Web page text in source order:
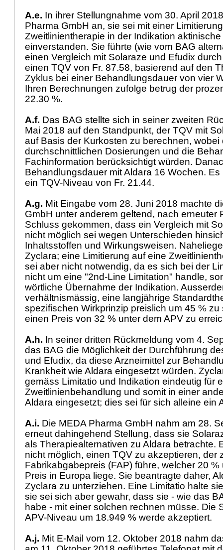
A.e. In ihrer Stellungnahme vom 30. April
Pharma GmbH an, sie sei mit einer
Zweitlinientherapie in der Indikation
einverstanden. Sie führte (wie vom BAG
einen Vergleich mit Solaraze und Efudix
einen TQV von Fr. 87.58, basierend auf den
Zyklus bei einer Behandlungsdauer von vier
Ihren Berechnungen zufolge betrug der
22.30 %.
A.f. Das BAG stellte sich in seiner zweiten
Mai 2018 auf den Standpunkt, der TQV mit
auf Basis der Kurkosten zu berechnen, wobei
durchschnittlichen Dosierungen und die
Fachinformation berücksichtigt würden.
Behandlungsdauer mit Aldara 16 Wochen. Es
ein TQV-Niveau von Fr. 21.44.
A.g. Mit Eingabe vom 28. Juni 2018 machte
GmbH unter anderem geltend, nach erneuter
Schluss gekommen, dass ein Vergleich mit
nicht möglich sei wegen Unterschieden
Inhaltsstoffen und Wirkungsweisen.
Zyclara; eine Limitierung auf eine
sei aber nicht notwendig, da es sich bei der
nicht um eine "2nd-Line Limitation" handle,
wörtliche Übernahme der Indikation.
verhältnismässig, eine langjährige
spezifischen Wirkprinzip preislich um 45 %
einen Preis von 32 % unter dem APV zu
A.h. In seiner dritten Rückmeldung vom 4.
das BAG die Möglichkeit der Durchführung
und Efudix, da diese Arzneimittel zur
Krankheit wie Aldara eingesetzt würden.
gemäss Limitatio und Indikation eindeutig für
Zweitlinienbehandlung und somit in einer
Aldara eingesetzt; dies sei für sich alleine
A.i. Die MEDA Pharma GmbH nahm am 28.
erneut dahingehend Stellung, dass sie
als Therapiealternativen zu Aldara betrachte.
nicht möglich, einen TQV zu akzeptieren, der
Fabrikabgabepreis (FAP) führe, welcher 20
Preis in Europa liege. Sie beantragte daher,
Zyclara zu unterziehen. Eine Limitatio halte
sie sei sich aber gewahr, dass sie - wie das
habe - mit einer solchen rechnen müsse. Die
APV-Niveau um 18.949 % werde akzeptiert.
A.j. Mit E-Mail vom 12. Oktober 2018 nahm